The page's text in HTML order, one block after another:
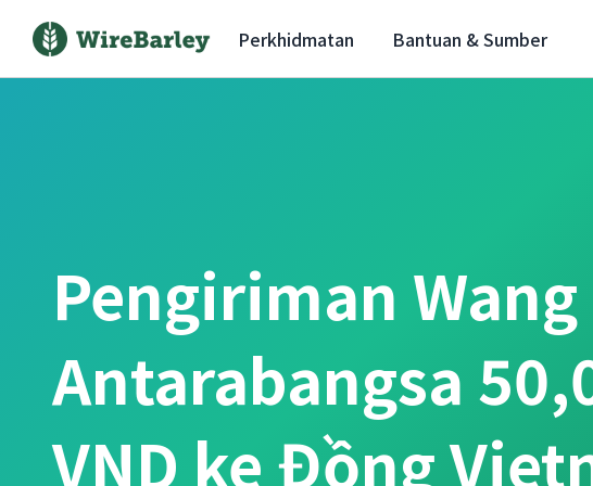
Perkhidmatan Bantuan & Sumber
Pengiriman Wang
Antarabangsa
VND ke Đồng